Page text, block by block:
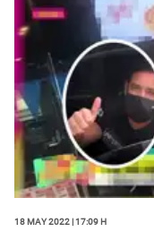
18 May 2022 | 17:09 h